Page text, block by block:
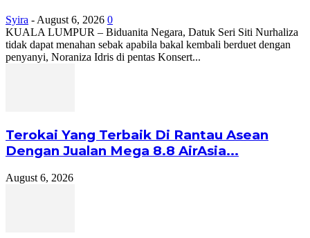
Syira - August 6, 2026 0
KUALA LUMPUR – Biduanita Negara, Datuk Seri Siti Nurhaliza
tidak dapat menahan sebak apabila bakal kembali berduet dengan
penyanyi, Noraniza Idris di pentas Konsert...
Terokai Yang Terbaik Di Rantau Asean
Dengan Jualan Mega 8.8 AirAsia...
August 6, 2026